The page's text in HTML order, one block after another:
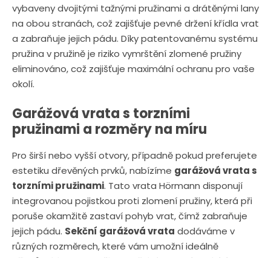
vybaveny dvojitými tažnými pružinami a drátěnými lany
na obou stranách, což zajišťuje pevné držení křídla vrat
a zabraňuje jejich pádu. Díky patentovanému systému
pružina v pružině je riziko vymrštění zlomené pružiny
eliminováno, což zajišťuje maximální ochranu pro vaše
okolí.
Garážová vrata s torzními
pružinami a rozměry na míru
Pro širší nebo vyšší otvory, případně pokud preferujete
estetiku dřevěných prvků, nabízíme garážová vrata s
torzními pružinami. Tato vrata Hörmann disponují
integrovanou pojistkou proti zlomení pružiny, která při
poruše okamžitě zastaví pohyb vrat, čímž zabraňuje
jejich pádu. Sekční garážová vrata dodáváme v
různých rozměrech, které vám umožní ideálně